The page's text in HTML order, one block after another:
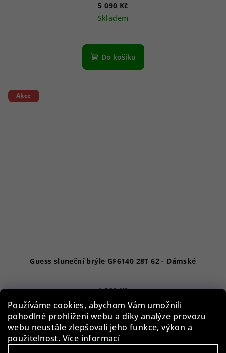
Používáme cookies, abychom Vám umožnili
pohodlné prohlížení webu a díky analýze provozu
webu neustále zlepšovali jeho funkce, výkon a
použitelnost. Více informací
5 090 Kč
Skladem
Do košíku
Akce
Guess sluneční brýle GF6140 28T 62 - Dámské
1 390 Kč
Skladem
Do košíku